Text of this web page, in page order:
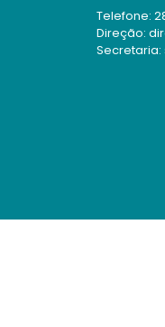
Telefone:
Direção: